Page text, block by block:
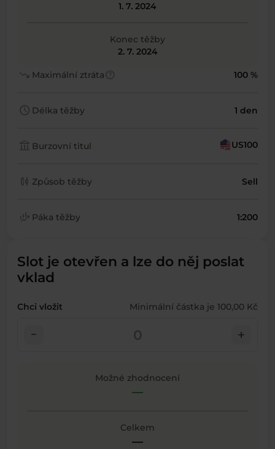
1. 7. 2024
Konec těžby
2. 7. 2024
trending_down Maximální ztrátahelp 100 %
schedule Délka těžby 1 den
account_balance Burzovní titul US100
candlestick_chart Způsob těžby Sell
finance_mode Páka těžby 1:200
Slot je otevřen a lze do něj poslat
vklad
Chci vložit Minimální částka je 100,00 Kč
check_indeterminate_small add
Možné zhodnocení
—
Celkem
—